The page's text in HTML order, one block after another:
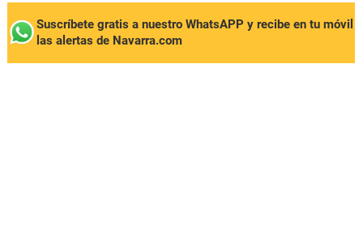
Suscríbete gratis a nuestro WhatsAPP y recibe en tu móvil
las alertas de Navarra.com